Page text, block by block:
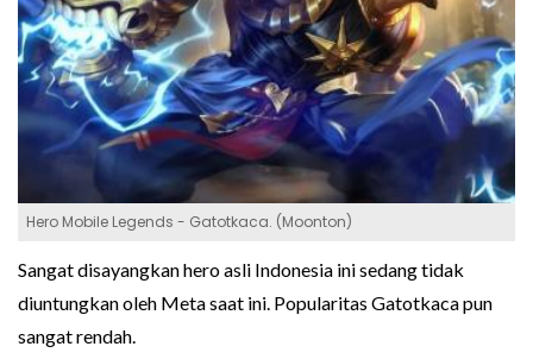
Hero Mobile Legends - Gatotkaca. (Moonton)
Sangat disayangkan hero asli Indonesia ini sedang tidak
diuntungkan oleh Meta saat ini. Popularitas Gatotkaca pun
sangat rendah.